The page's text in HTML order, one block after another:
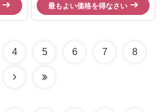
取り外し装置
最もよい価格を得なさい
4 5 6 7 8